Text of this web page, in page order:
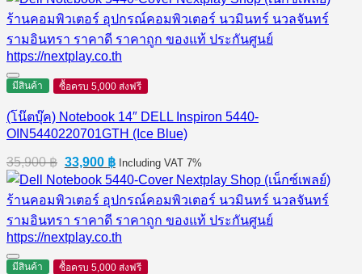
มีสินค้า ซื้อครบ 5,000 ส่งฟรี
(โน๊ตบุ๊ค) Notebook 14″ DELL Inspiron 5440-
OIN5440220701GTH (Ice Blue)
35,900฿ Original
price
was:
35,900 ฿.
33,900 ฿Current
price
is:
33,900 ฿.
Including VAT 7%
มีสินค้า ซื้อครบ 5,000 ส่งฟรี